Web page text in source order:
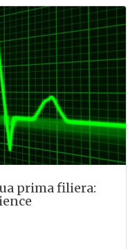
prima filiera: